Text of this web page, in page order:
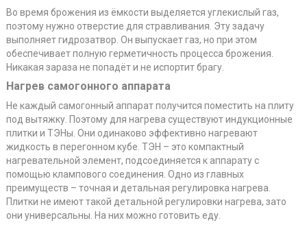
Во время брожения из ёмкости выделяется углекислый газ,
поэтому нужно отверстие для стравливания. Эту задачу
выполняет гидрозатвор. Он выпускает газ, но при этом
обеспечивает полную герметичность процесса брожения.
Никакая зараза не попадёт и не испортит брагу.
Нагрев самогонного аппарата
Не каждый самогонный аппарат получится поместить на плиту
под вытяжку. Поэтому для нагрева существуют индукционные
плитки и ТЭНы. Они одинаково эффективно нагревают
жидкость в перегонном кубе. ТЭН – это компактный
нагревательной элемент, подсоединяется к аппарату с
помощью клампового соединения. Одно из главных
преимуществ – точная и детальная регулировка нагрева.
Плитки не имеют такой детальной регулировки нагрева, зато
они универсальны. На них можно готовить еду.